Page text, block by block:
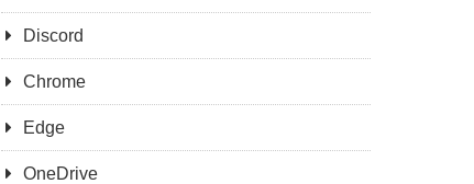
Discord
Chrome
Edge
OneDrive